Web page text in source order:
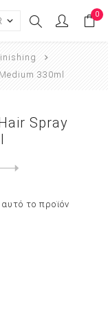
0
330ml
Spray
το προϊόν